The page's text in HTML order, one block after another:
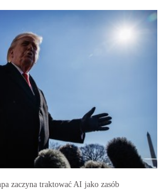
zaczyna traktować AI jako zasób